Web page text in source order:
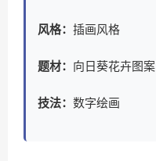
风格： 插画风格
题材： 向日葵花卉图案
技法： 数字绘画